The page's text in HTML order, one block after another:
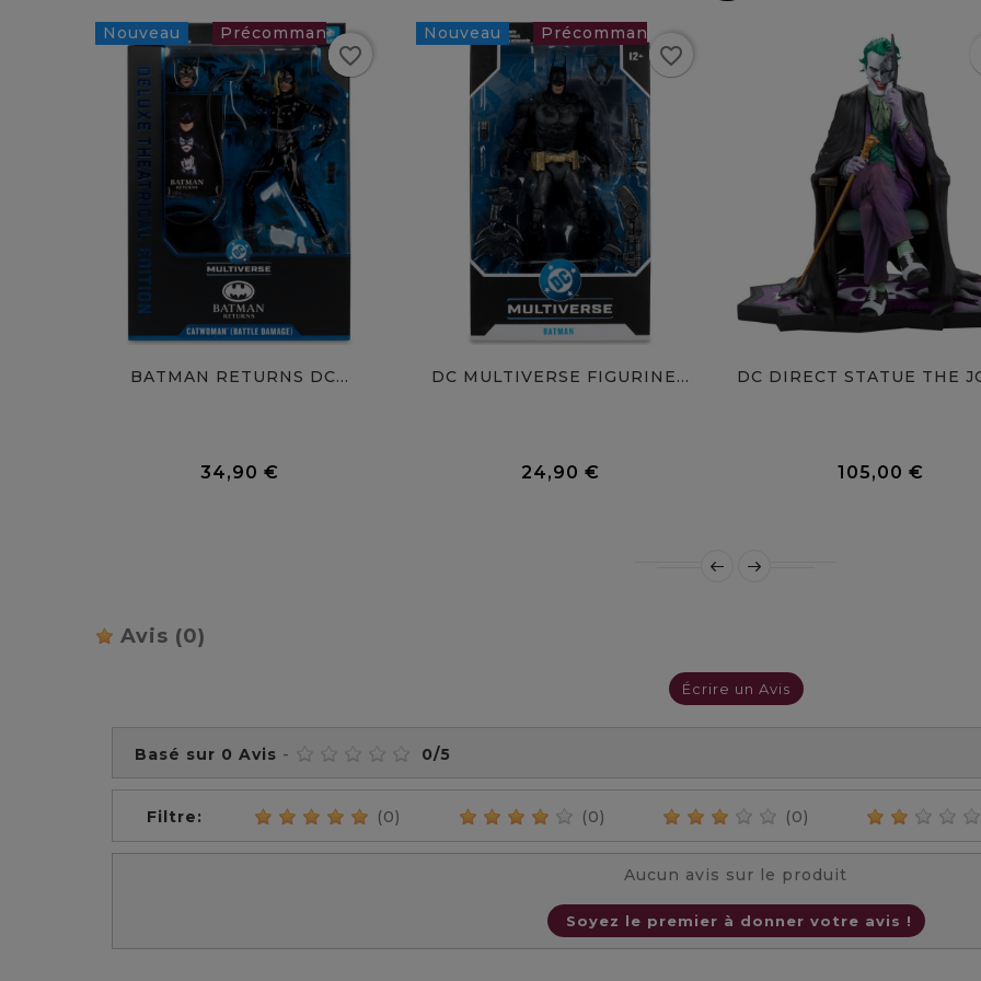
Nouveau
34,90 €
favorite
BATMAN RETURNS DC...
34,90 €
favorite_border
Nouveau
24,90 €
favorite
DC MULTIVERSE FIGURINE...
24,90 €
favorite_border
105,00 €
Avis (0)
Écrire un Avis
Basé sur 0 Avis - 0/5
Filtre: (0) (0) (0)
Aucun avis sur le produit
Soyez le premier à donner votre avis !